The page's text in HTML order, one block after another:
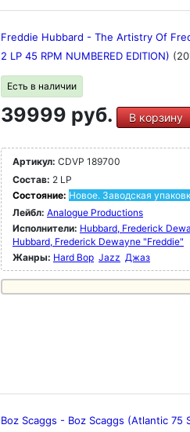
Freddie Hubbard - The Artistry Of
2 LP 45 RPM NUMBERED EDITION)
Есть в наличии
39999 руб. В корзину
Артикул: CDVP 189700
Состав: 2 LP
Состояние: Новое. Заводская
Лейбл: Analogue Productions
Исполнители: Hubbard, Frederick
Hubbard, Frederick Dewayne "Freddie"
Жанры: Hard Bop Jazz Джаз
Boz Scaggs - Boz Scaggs (Atlantic 75